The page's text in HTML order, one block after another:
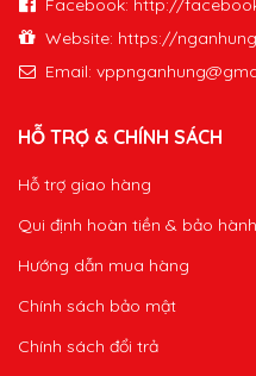
Facebook: http://
Website: https://
Email:
HỖ TRỢ & CHÍNH SÁCH
Hỗ trợ giao hàng
Qui định hoàn tiền & bảo hành
Hướng dẫn mua hàng
Chính sách bảo mật
Chính sách đổi trả